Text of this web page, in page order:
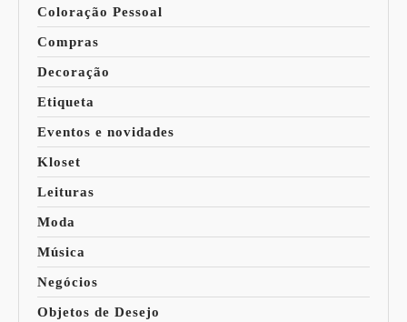
Coloração Pessoal
Compras
Decoração
Etiqueta
Eventos e novidades
Kloset
Leituras
Moda
Música
Negócios
Objetos de Desejo